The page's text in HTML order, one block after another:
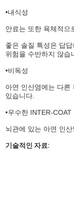
•내식성
안료는 또한 육체적으
좋은 솔질 특성은 답
위험을 수반하지 않습
•비독성
아연 인산염에는 다른
있습니다.
•우수한 INTER-COAT
뇌관에 있는 아연 인
기술적인 자료: